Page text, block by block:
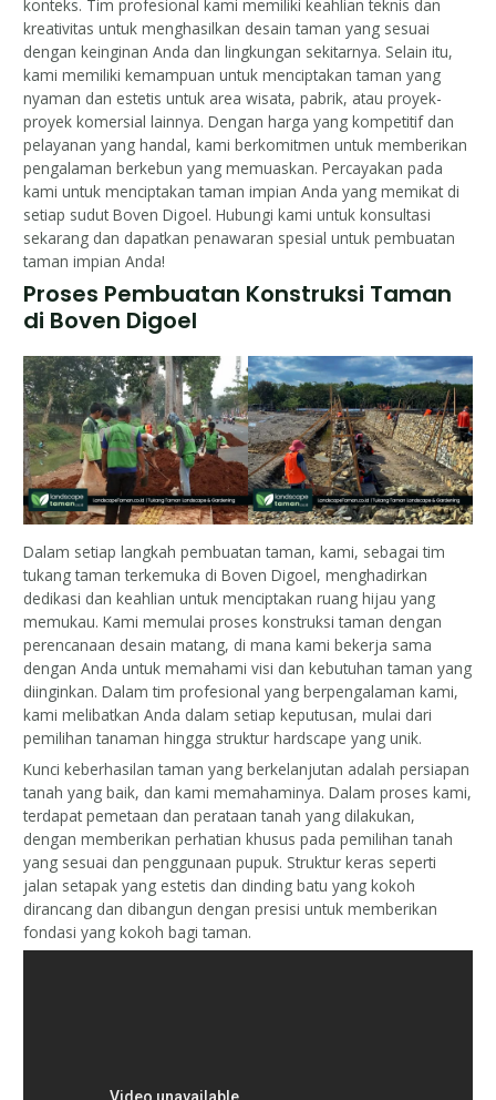
konteks. Tim profesional kami memiliki keahlian teknis dan
kreativitas untuk menghasilkan desain taman yang sesuai
dengan keinginan Anda dan lingkungan sekitarnya. Selain itu,
kami memiliki kemampuan untuk menciptakan taman yang
nyaman dan estetis untuk area wisata, pabrik, atau proyek-
proyek komersial lainnya. Dengan harga yang kompetitif dan
pelayanan yang handal, kami berkomitmen untuk memberikan
pengalaman berkebun yang memuaskan. Percayakan pada
kami untuk menciptakan taman impian Anda yang memikat di
setiap sudut Boven Digoel. Hubungi kami untuk konsultasi
sekarang dan dapatkan penawaran spesial untuk pembuatan
taman impian Anda!
Proses Pembuatan Konstruksi Taman
di Boven Digoel
Dalam setiap langkah pembuatan taman, kami, sebagai tim
tukang taman terkemuka di Boven Digoel, menghadirkan
dedikasi dan keahlian untuk menciptakan ruang hijau yang
memukau. Kami memulai proses konstruksi taman dengan
perencanaan desain matang, di mana kami bekerja sama
dengan Anda untuk memahami visi dan kebutuhan taman yang
diinginkan. Dalam tim profesional yang berpengalaman kami,
kami melibatkan Anda dalam setiap keputusan, mulai dari
pemilihan tanaman hingga struktur hardscape yang unik.
Kunci keberhasilan taman yang berkelanjutan adalah persiapan
tanah yang baik, dan kami memahaminya. Dalam proses kami,
terdapat pemetaan dan perataan tanah yang dilakukan,
dengan memberikan perhatian khusus pada pemilihan tanah
yang sesuai dan penggunaan pupuk. Struktur keras seperti
jalan setapak yang estetis dan dinding batu yang kokoh
dirancang dan dibangun dengan presisi untuk memberikan
fondasi yang kokoh bagi taman.